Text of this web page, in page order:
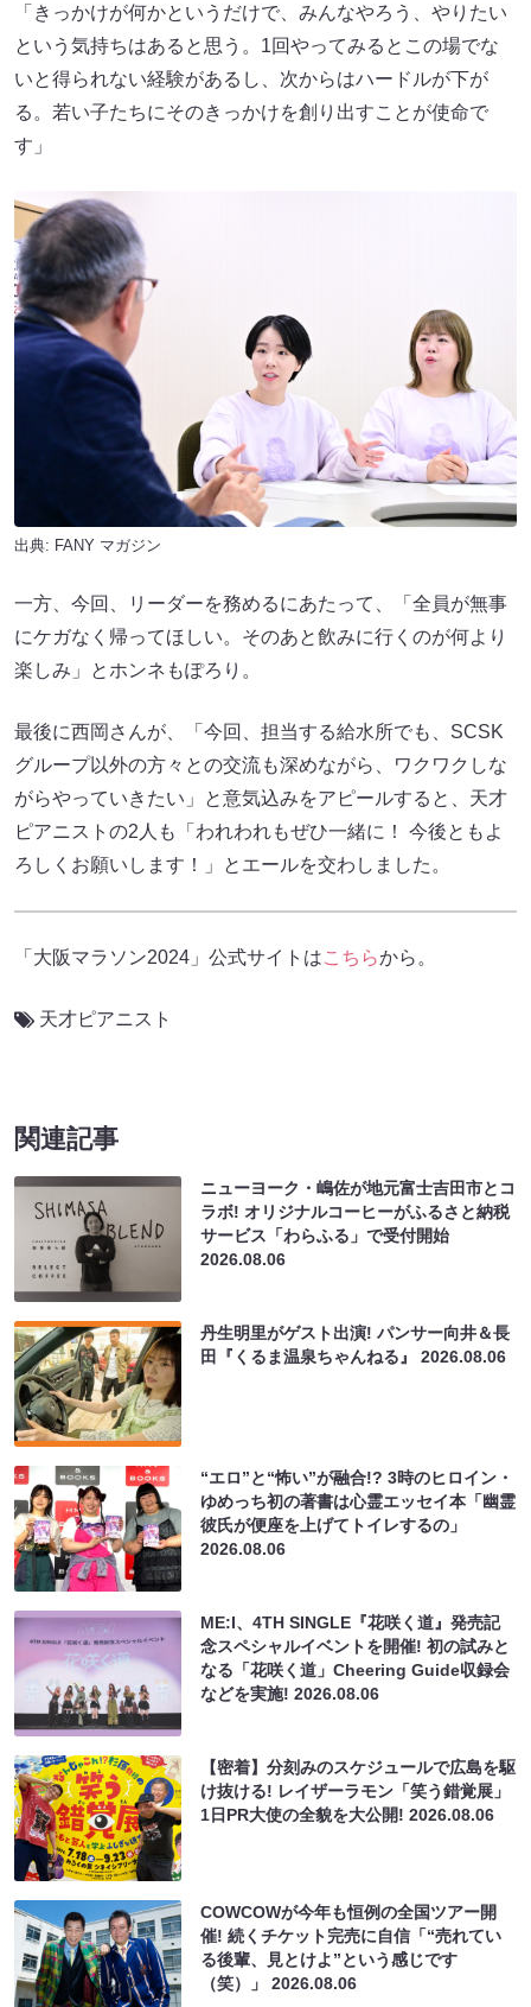
「きっかけが何かというだけで、みんなやろう、やりたい
という気持ちはあると思う。1回やってみるとこの場でな
いと得られない経験があるし、次からはハードルが下が
る。若い子たちにそのきっかけを創り出すことが使命で
す」
出典: FANY マガジン
一方、今回、リーダーを務めるにあたって、「全員が無事
にケガなく帰ってほしい。そのあと飲みに行くのが何より
楽しみ」とホンネもぽろり。
最後に西岡さんが、「今回、担当する給水所でも、SCSK
グループ以外の方々との交流も深めながら、ワクワクしな
がらやっていきたい」と意気込みをアピールすると、天才
ピアニストの2人も「われわれもぜひ一緒に！ 今後ともよ
ろしくお願いします！」とエールを交わしました。
「大阪マラソン2024」公式サイトはこちらから。
天才ピアニスト
関連記事
ニューヨーク・嶋佐が地元富士吉田市とコ
ラボ! オリジナルコーヒーがふるさと納税
サービス「わらふる」で受付開始
2026.08.06
丹生明里がゲスト出演! パンサー向井＆長
田『くるま温泉ちゃんねる』2026.08.06
“エロ”と“怖い”が融合!? 3時のヒロイン・
ゆめっち初の著書は心霊エッセイ本「幽霊
彼氏が便座を上げてトイレするの」
2026.08.06
ME:I、4TH SINGLE『花咲く道』発売記
念スペシャルイベントを開催! 初の試みと
なる「花咲く道」Cheering Guide収録会
などを実施!2026.08.06
【密着】分刻みのスケジュールで広島を駆
け抜ける! レイザーラモン「笑う錯覚展」
1日PR大使の全貌を大公開!2026.08.06
COWCOWが今年も恒例の全国ツアー開
催! 続くチケット完売に自信「“売れてい
る後輩、見とけよ”という感じです
（笑）」2026.08.06